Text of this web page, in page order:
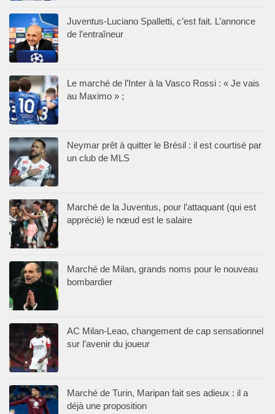
Juventus-Luciano Spalletti, c’est fait. L’annonce
de l’entraîneur
Le marché de l’Inter à la Vasco Rossi : « Je vais
au Maximo » ;
Neymar prêt à quitter le Brésil : il est courtisé par
un club de MLS
Marché de la Juventus, pour l’attaquant (qui est
apprécié) le nœud est le salaire
Marché de Milan, grands noms pour le nouveau
bombardier
AC Milan-Leao, changement de cap sensationnel
sur l’avenir du joueur
Marché de Turin, Maripan fait ses adieux : il a
déjà une proposition